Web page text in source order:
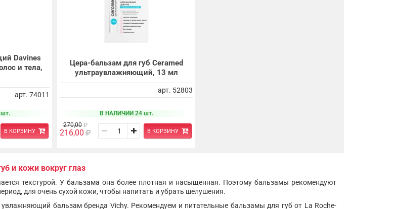
Davines
и тела,
арт. 74011
В КОРЗИНУ
Цера-бальзам для губ Ceramed
ультраувлажняющий, 13 мл
арт. 52803
В НАЛИЧИИ 24 шт.
270,00
216,00 В КОРЗИНУ
и кожи вокруг глаз
текстурой. У бальзама она более плотная и насыщенная. Поэтому бальзамы рекомендуют
для очень сухой кожи, чтобы напитать и убрать шелушения.
бальзам бренда Vichy. Рекомендуем и питательные бальзамы для губ от La Roche-